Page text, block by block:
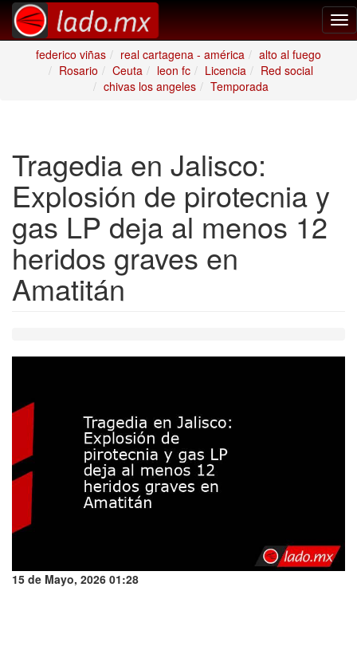
federico viñas
real cartagena - américa
alto al fuego
Rosario
Ceuta leon fc Licencia
Red social
chivas los angeles
Temporada
Tragedia en Jalisco:
Explosión de pirotecnia y
gas LP deja al menos 12
heridos graves en
Amatitán
15 de Mayo, 2026 01:28